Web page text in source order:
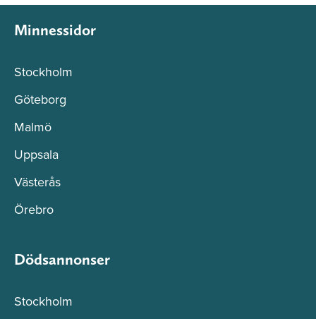
Minnessidor
Stockholm
Göteborg
Malmö
Uppsala
Västerås
Örebro
Dödsannonser
Stockholm